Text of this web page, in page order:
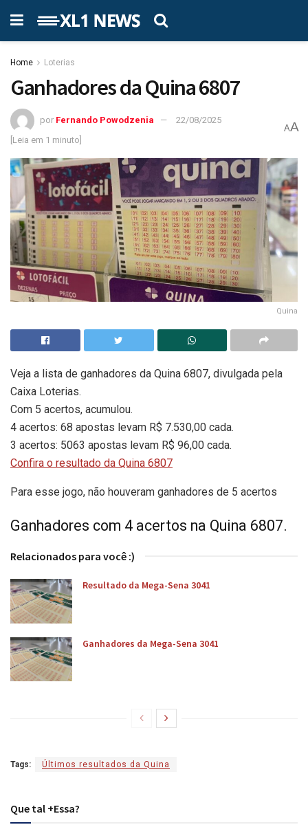
Home Loterias
Ganhadores da Quina 6807
por Fernando Powodzenia
22/08/2025
[Leia em 1 minuto]
AA
Quina
Veja a lista de ganhadores da Quina 6807, divulgada pela
Caixa Loterias.
Com 5 acertos, acumulou.
4 acertos: 68 apostas levam R$ 7.530,00 cada.
3 acertos: 5063 apostas levam R$ 96,00 cada.
Confira o resultado da Quina 6807
Para esse jogo, não houveram ganhadores de 5 acertos
Ganhadores com 4 acertos na Quina 6807.
Relacionados para você :)
Resultado da Mega-Sena 3041
Ganhadores da Mega-Sena 3041
Tags: Últimos resultados da Quina
Que tal +Essa?